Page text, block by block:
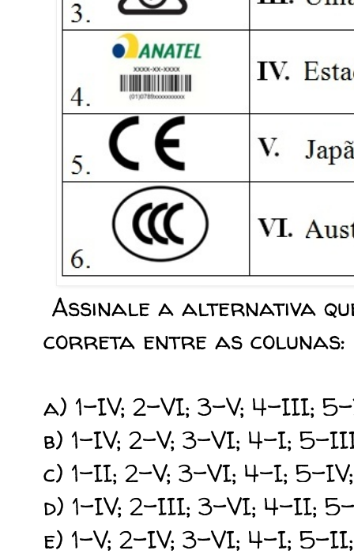
Assinale a alternativa
correta entre as colunas:
a) 1-IV; 2-VI; 3-V; 4-III;
b) 1-IV; 2-V; 3-VI; 4-I; 5-
c) 1-II; 2-V; 3-VI; 4-I; 5-
d) 1-IV; 2-III; 3-VI; 4-II;
e) 1-V; 2-IV; 3-VI; 4-I; 5-